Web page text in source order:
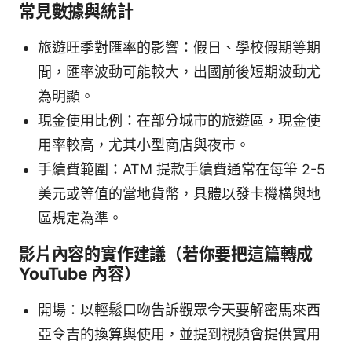
常見數據與統計
旅遊旺季對匯率的影響：假日、學校假期等期
間，匯率波動可能較大，出國前後短期波動尤
為明顯。
現金使用比例：在部分城市的旅遊區，現金使
用率較高，尤其小型商店與夜市。
手續費範圍：ATM 提款手續費通常在每筆 2-5
美元或等值的當地貨幣，具體以發卡機構與地
區規定為準。
影片內容的實作建議（若你要把這篇轉成
YouTube 內容）
開場：以輕鬆口吻告訴觀眾今天要解密馬來西
亞令吉的換算與使用，並提到視頻會提供實用